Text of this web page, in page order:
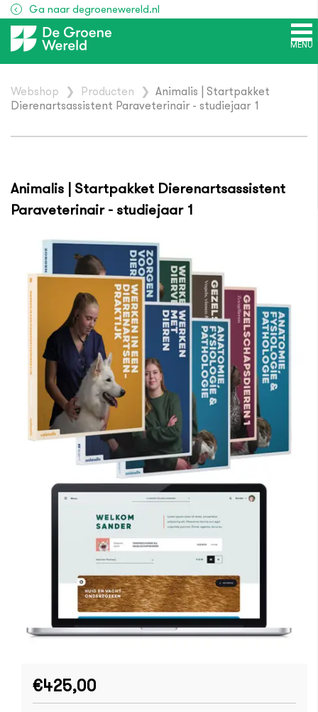
Ga naar degroenewereld.nl
MENU
Webshop ❯ Producten ❯ Animalis | Startpakket
Dierenartsassistent Paraveterinair - studiejaar 1
Animalis | Startpakket Dierenartsassistent
Paraveterinair - studiejaar 1
€425,00